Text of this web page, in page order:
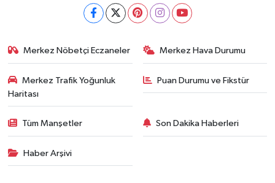
Merkez Nöbetçi Eczaneler Merkez Hava Durumu
Merkez Trafik Yoğunluk
Haritası
Puan Durumu ve Fikstür
Tüm Manşetler Son Dakika Haberleri
Haber Arşivi